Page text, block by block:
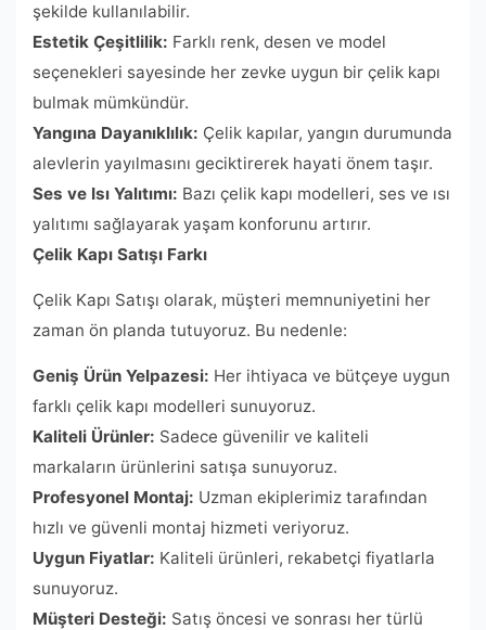
şekilde kullanılabilir.
Estetik Çeşitlilik: Farklı renk, desen ve model
seçenekleri sayesinde her zevke uygun bir çelik kapı
bulmak mümkündür.
Yangına Dayanıklılık: Çelik kapılar, yangın durumunda
alevlerin yayılmasını geciktirerek hayati önem taşır.
Ses ve Isı Yalıtımı: Bazı çelik kapı modelleri, ses ve ısı
yalıtımı sağlayarak yaşam konforunu artırır.
Çelik Kapı Satışı Farkı
Çelik Kapı Satışı olarak, müşteri memnuniyetini her
zaman ön planda tutuyoruz. Bu nedenle:
Geniş Ürün Yelpazesi: Her ihtiyaca ve bütçeye uygun
farklı çelik kapı modelleri sunuyoruz.
Kaliteli Ürünler: Sadece güvenilir ve kaliteli
markaların ürünlerini satışa sunuyoruz.
Profesyonel Montaj: Uzman ekiplerimiz tarafından
hızlı ve güvenli montaj hizmeti veriyoruz.
Uygun Fiyatlar: Kaliteli ürünleri, rekabetçi fiyatlarla
sunuyoruz.
Müşteri Desteği: Satış öncesi ve sonrası her türlü